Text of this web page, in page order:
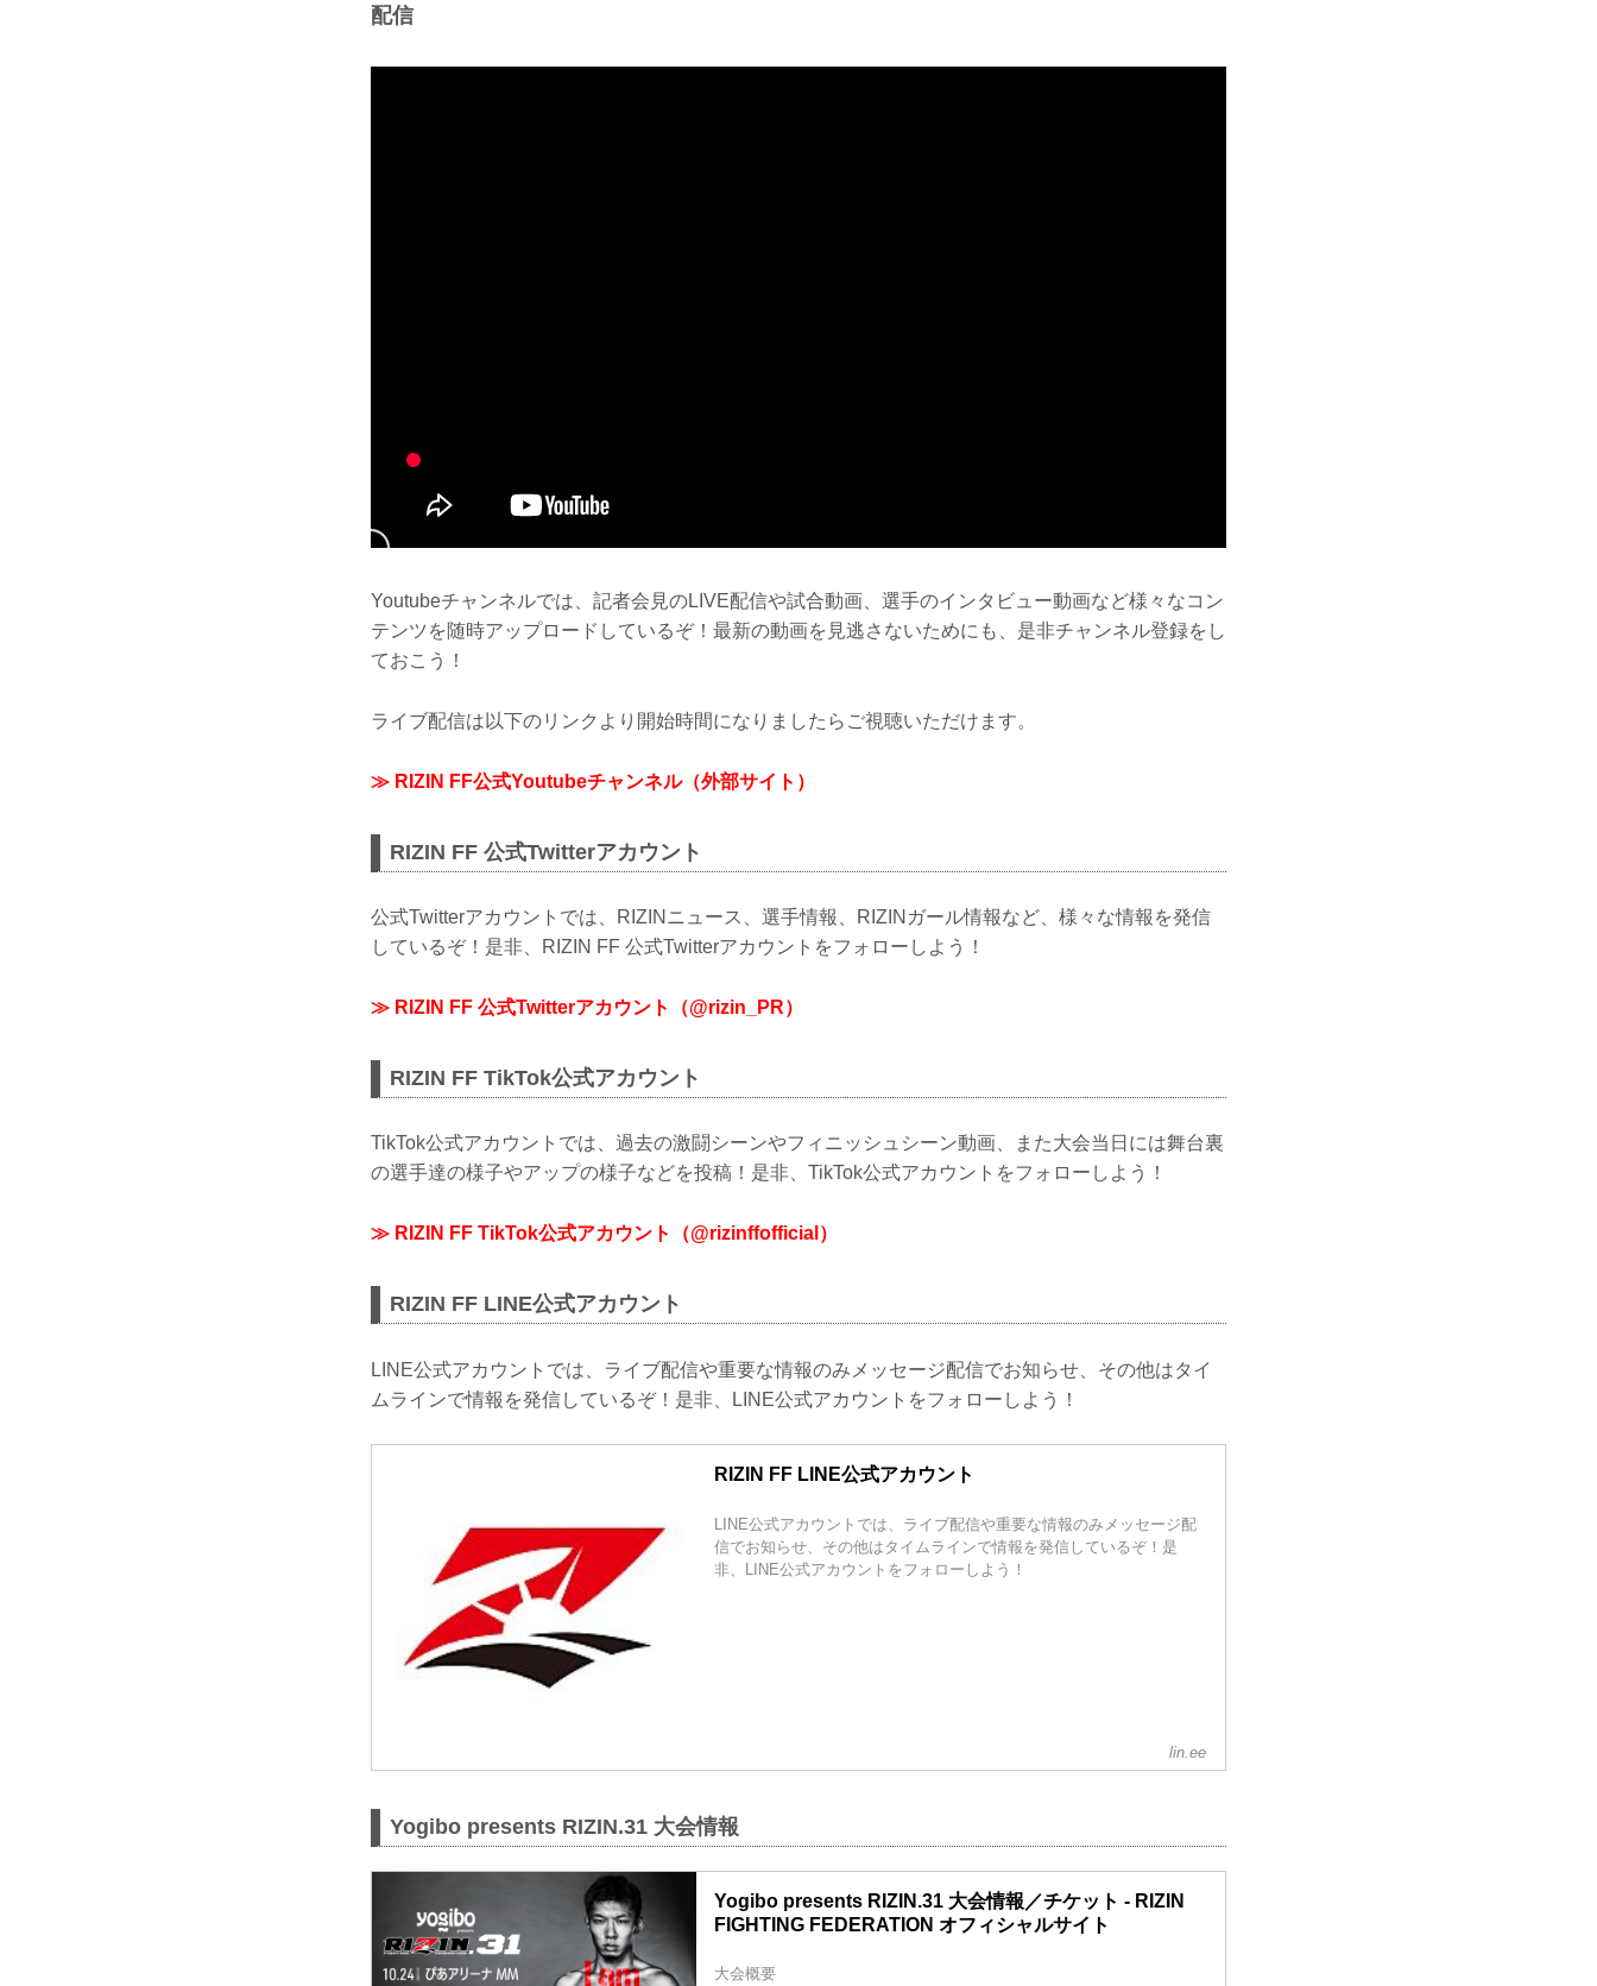
配信
Youtubeチャンネルでは、記者会見のLIVE配信や試合動画、選手のインタビュー動画など様々なコン
テンツを随時アップロードしているぞ！最新の動画を見逃さないためにも、是非チャンネル登録をし
ておこう！
ライブ配信は以下のリンクより開始時間になりましたらご視聴いただけます。
≫ RIZIN FF公式Youtubeチャンネル（外部サイト）
RIZIN FF 公式Twitterアカウント
公式Twitterアカウントでは、RIZINニュース、選手情報、RIZINガール情報など、様々な情報を発信
しているぞ！是非、RIZIN FF 公式Twitterアカウントをフォローしよう！
≫ RIZIN FF 公式Twitterアカウント（@rizin_PR）
RIZIN FF TikTok公式アカウント
TikTok公式アカウントでは、過去の激闘シーンやフィニッシュシーン動画、また大会当日には舞台裏
の選手達の様子やアップの様子などを投稿！是非、TikTok公式アカウントをフォローしよう！
≫ RIZIN FF TikTok公式アカウント（@rizinffofficial）
RIZIN FF LINE公式アカウント
LINE公式アカウントでは、ライブ配信や重要な情報のみメッセージ配信でお知らせ、その他はタイ
ムラインで情報を発信しているぞ！是非、LINE公式アカウントをフォローしよう！
RIZIN FF LINE公式アカウント
LINE公式アカウントでは、ライブ配信や重要な情報のみメッセージ配
信でお知らせ、その他はタイムラインで情報を発信しているぞ！是
非、LINE公式アカウントをフォローしよう！
lin.ee
Yogibo presents RIZIN.31 大会情報
Yogibo presents RIZIN.31 大会情報／チケット - RIZIN
FIGHTING FEDERATION オフィシャルサイト
大会概要